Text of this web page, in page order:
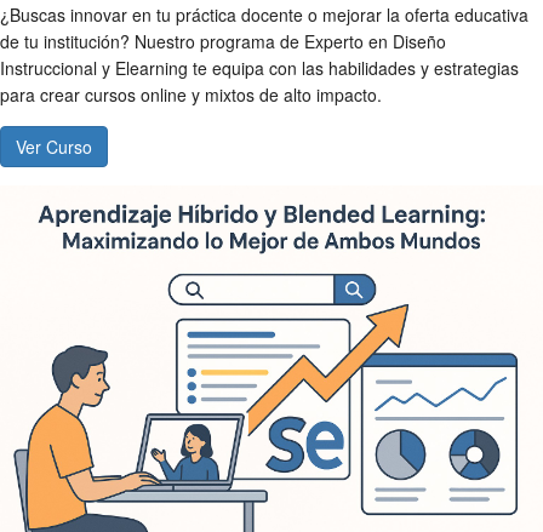
¿Buscas innovar en tu práctica docente o mejorar la oferta educativa
de tu institución? Nuestro programa de Experto en Diseño
Instruccional y Elearning te equipa con las habilidades y estrategias
para crear cursos online y mixtos de alto impacto.
Ver Curso